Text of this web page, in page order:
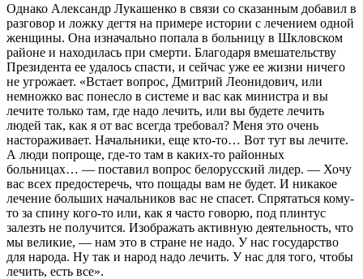
Однако Александр Лукашенко в связи со сказанным добавил в
разговор и ложку дегтя на примере истории с лечением одной
женщины. Она изначально попала в больницу в Шкловском
районе и находилась при смерти. Благодаря вмешательству
Президента ее удалось спасти, и сейчас уже ее жизни ничего
не угрожает. «Встает вопрос, Дмитрий Леонидович, или
немножко вас понесло в системе и вас как министра и вы
лечите только там, где надо лечить, или вы будете лечить
людей так, как я от вас всегда требовал? Меня это очень
настораживает. Начальники, еще кто-то… Вот тут вы лечите.
А люди попроще, где-то там в каких-то районных
больницах… — поставил вопрос белорусский лидер. — Хочу
вас всех предостеречь, что пощады вам не будет. И никакое
лечение больших начальников вас не спасет. Спрятаться кому-
то за спину кого-то или, как я часто говорю, под плинтус
залезть не получится. Изображать активную деятельность, что
мы великие, — нам это в стране не надо. У нас государство
для народа. Ну так и народ надо лечить. У нас для того, чтобы
лечить, есть все».